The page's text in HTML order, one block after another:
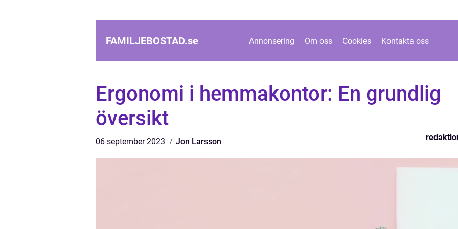
FAMILJEBOSTAD.se Annonsering Om oss Cookies Kontakta oss
Ergonomi i hemmakontor: En grundlig
översikt
06 september 2023 Jon Larsson